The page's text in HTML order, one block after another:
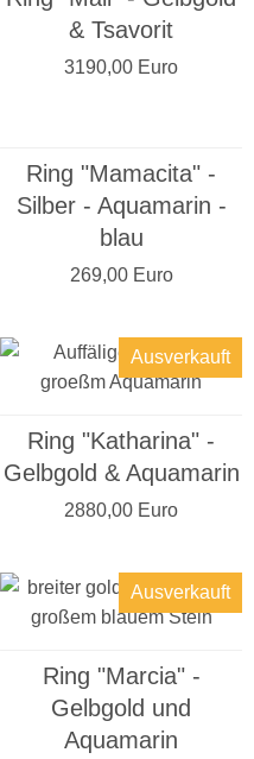
& Tsavorit
3190,00 Euro
Ring "Mamacita" -
Silber - Aquamarin -
blau
269,00 Euro
Ring "Katharina" -
Gelbgold & Aquamarin
Ausverkauft
2880,00 Euro
Ring "Marcia" -
Gelbgold und
Aquamarin
Ausverkauft